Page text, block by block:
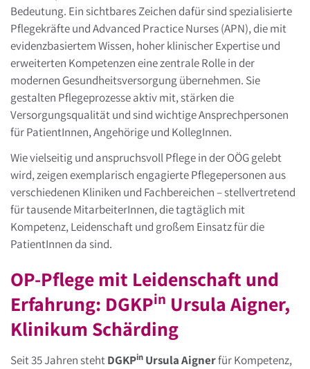
Bedeutung. Ein sichtbares Zeichen dafür sind spezialisierte
Pflegekräfte und Advanced Practice Nurses (APN), die mit
evidenzbasiertem Wissen, hoher klinischer Expertise und
erweiterten Kompetenzen eine zentrale Rolle in der
modernen Gesundheitsversorgung übernehmen. Sie
gestalten Pflegeprozesse aktiv mit, stärken die
Versorgungsqualität und sind wichtige Ansprechpersonen
für PatientInnen, Angehörige und KollegInnen.
Wie vielseitig und anspruchsvoll Pflege in der OÖG gelebt
wird, zeigen exemplarisch engagierte Pflegepersonen aus
verschiedenen Kliniken und Fachbereichen – stellvertretend
für tausende MitarbeiterInnen, die tagtäglich mit
Kompetenz, Leidenschaft und großem Einsatz für die
PatientInnen da sind.
OP-Pflege mit Leidenschaft und
Erfahrung: DGKPin Ursula Aigner,
Klinikum Schärding
Seit 35 Jahren stehtDGKPin Ursula Aignerfür Kompetenz,